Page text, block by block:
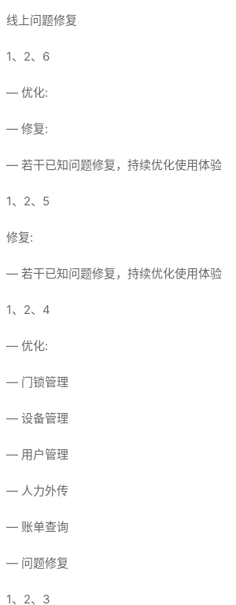
线上问题修复
1、2、6
— 优化:
— 修复:
— 若干已知问题修复，持续优化使用体验
1、2、5
修复:
— 若干已知问题修复，持续优化使用体验
1、2、4
— 优化:
— 门锁管理
— 设备管理
— 用户管理
— 人力外传
— 账单查询
— 问题修复
1、2、3